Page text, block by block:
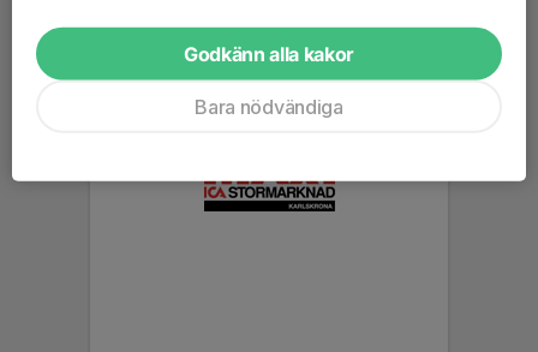
Godkänn alla kakor
Bara nödvändiga